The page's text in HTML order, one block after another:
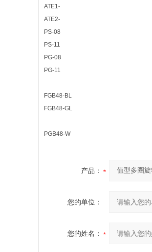
ATE1-
ATE2-
PS-08
PS-11
PG-08
PG-11
FGB48-BL
FGB48-GL
PGB48-W
产品：
您的单位：
您的姓名：